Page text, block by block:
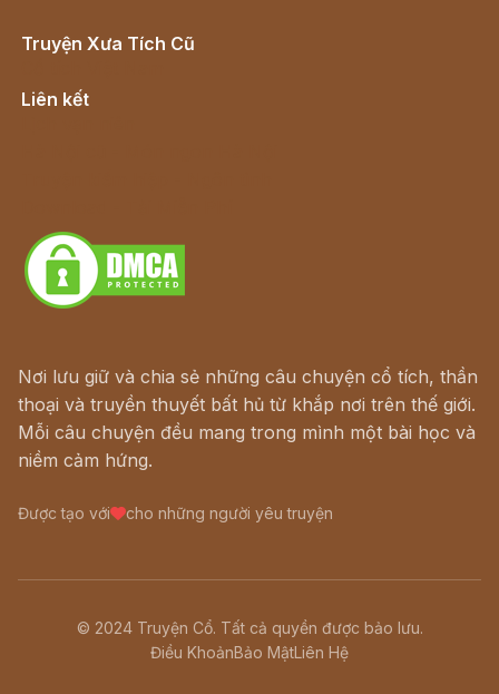
Truyện Xưa Tích Cũ
Liên kết
Nơi lưu giữ và chia sẻ những câu chuyện cổ tích, thần
thoại và truyền thuyết bất hủ từ khắp nơi trên thế giới.
Mỗi câu chuyện đều mang trong mình một bài học và
niềm cảm hứng.
Được tạo với cho những người yêu truyện
© 2024 Truyện Cổ. Tất cả quyền được bảo lưu.
Điều KhoảnBảo MậtLiên Hệ